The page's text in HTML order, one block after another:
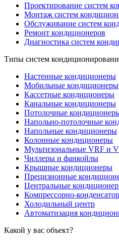
Проектирование систем
Монтаж систем
Обслуживание систем
Ремонт кондиционеров
Диагностика систем
Типы систем
Настенные кондиционеры
Мобильные кондиционеры
Кассетные кондиционеры
Канальные кондиционеры
Потолочные
Напольно-потолочные
Напольные кондиционеры
Колонные кондиционеры
Мультизональные VRF и
Чиллеры и фанкойлы
Крышные кондиционеры
Прецизионные
Центральные
Компрессорно-
Холодильный центр
Автоматизация
Какой у вас объект?